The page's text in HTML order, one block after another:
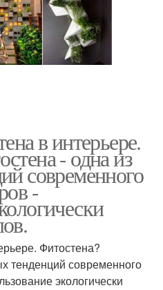
в интерьере.
- одна из
современного
-
Фитостена?
тенденций современного
экологически